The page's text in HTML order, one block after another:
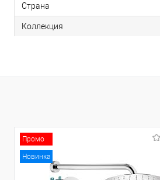
Страна
Коллекция
Промо
Новинка